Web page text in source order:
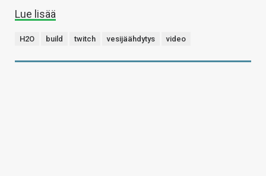
Lue lisää
H2O build twitch vesijäähdytys video